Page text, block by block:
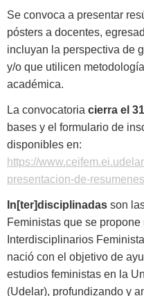
Se convoca a presentar
pósters a docentes,
incluyan la perspectiva de
y/o que utilicen
académica.
La convocatoria cierra el
bases y el formulario de
disponibles en:
https://
presentacion-de-
In[ter]disciplinadas son
Feministas que se
Interdisciplinarios
nació con el objetivo de
estudios feministas en la
(Udelar), profundizando y